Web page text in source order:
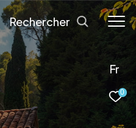
Fr
0
Rechercher